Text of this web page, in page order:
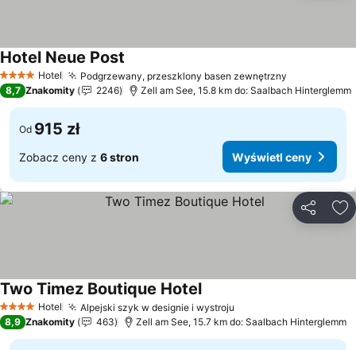
4 KategoriaHotel Podgrzewany, przeszklony basen zewnętrzny
Hotel Neue Post
8,7 Znakomity 2246 Zell am See, 15.8 km do: Saalbach Hinterglemm
Od 915 zł
Zobacz ceny z 6 stron Wyświetl ceny
4 KategoriaHotel Alpejski szyk w designie i wystroju
Two Timez Boutique HotelWyświetl ceny
8,9 Znakomity 463 Zell am See, 15.7 km do: Saalbach Hinterglemm